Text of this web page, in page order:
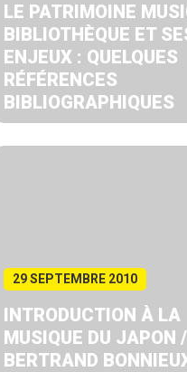
LE PATRIMOINE
BIBLIOTHÈQUE ET
ENJEUX : QUELQUES
RÉFÉRENCES
BIBLIOGRAPHIQUES
29 SEPTEMBRE 2010
INTRODUCTION À LA
MUSIQUE DU JAPON /
BERTRAND